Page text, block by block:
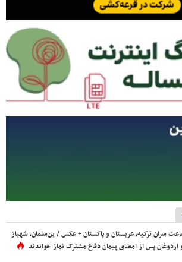
سران ترکیه، عربستان و پاکستان + عکس / بن‌سلمان، شهباز
پس از امضای پیمان دفاع مشترک نماز خواندند